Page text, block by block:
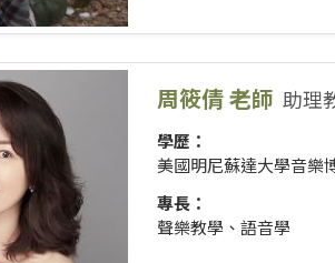
周筱倩 老師 助理
學歷：
美國明尼蘇達大學音樂
專長：
聲樂教學、語音學